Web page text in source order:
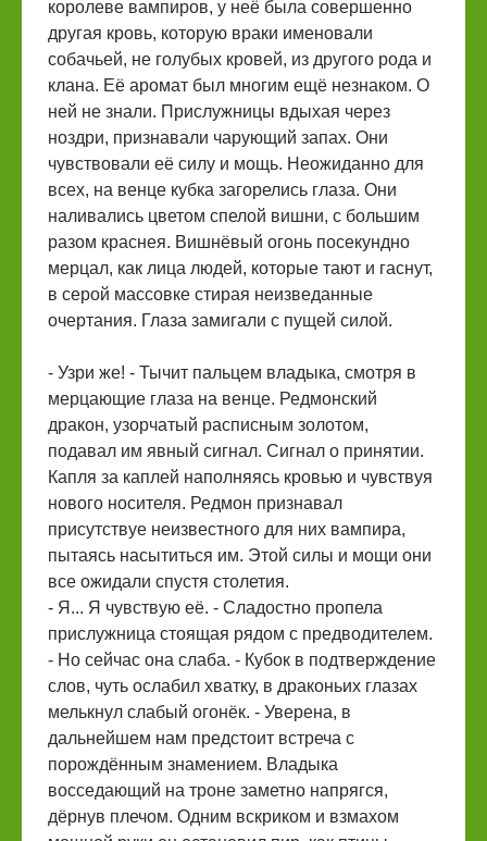
королеве вампиров, у неё была совершенно
другая кровь, которую враки именовали
собачьей, не голубых кровей, из другого рода и
клана. Её аромат был многим ещё незнаком. О
ней не знали. Прислужницы вдыхая через
ноздри, признавали чарующий запах. Они
чувствовали её силу и мощь. Неожиданно для
всех, на венце кубка загорелись глаза. Они
наливались цветом спелой вишни, с большим
разом краснея. Вишнёвый огонь посекундно
мерцал, как лица людей, которые тают и гаснут,
в серой массовке стирая неизведанные
очертания. Глаза замигали с пущей силой.
- Узри же! - Тычит пальцем владыка, смотря в
мерцающие глаза на венце. Редмонский
дракон, узорчатый расписным золотом,
подавал им явный сигнал. Сигнал о принятии.
Капля за каплей наполняясь кровью и чувствуя
нового носителя. Редмон признавал
присутствуе неизвестного для них вампира,
пытаясь насытиться им. Этой силы и мощи они
все ожидали спустя столетия.
- Я... Я чувствую её. - Сладостно пропела
прислужница стоящая рядом с предводителем.
- Но сейчас она слаба. - Кубок в подтверждение
слов, чуть ослабил хватку, в драконьих глазах
мелькнул слабый огонёк. - Уверена, в
дальнейшем нам предстоит встреча с
порождённым знамением. Владыка
восседающий на троне заметно напрягся,
дёрнув плечом. Одним вскриком и взмахом